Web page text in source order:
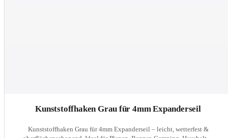
Kunststoffhaken Grau für 4mm Expanderseil
Kunststoffhaken Grau für 4mm Expanderseil – leicht, wetterfest &